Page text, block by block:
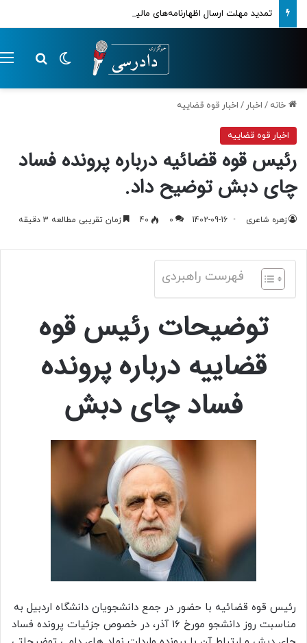
تمدید مهلت ارسال اظهارنامه‌های مالیاتی تا پایان تابستان 1405
تغییر پوسته
خانه / اخبار / اخبار قوه قضاییه
اخبار قوه قضاییه
رئیس قوه قضائیه درباره پرونده فساد
چای دبش توضیح داد.
زهره شاعری 1402-09-16
0
40 زمان تقریبی مطالعه 3 دقیقه
فهرست راهبردی
توضیحات رئیس قوه
قضاییه درباره پرونده
فساد چای دبش
رئیس قوه قضائیه با حضور در جمع دانشجویان دانشگاه اردبیل به
مناسبت روز دانشجو مورخ ۱۶ آذر، در خصوص جزئیات پرونده فساد